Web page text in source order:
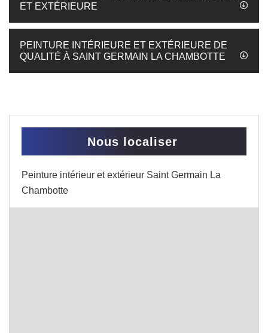
ET EXTÉRIEURE
PEINTURE INTÉRIEURE ET EXTÉRIEURE DE
QUALITÉ À SAINT GERMAIN LA CHAMBOTTE
Nous localiser
Peinture intérieur et extérieur Saint Germain La
Chambotte